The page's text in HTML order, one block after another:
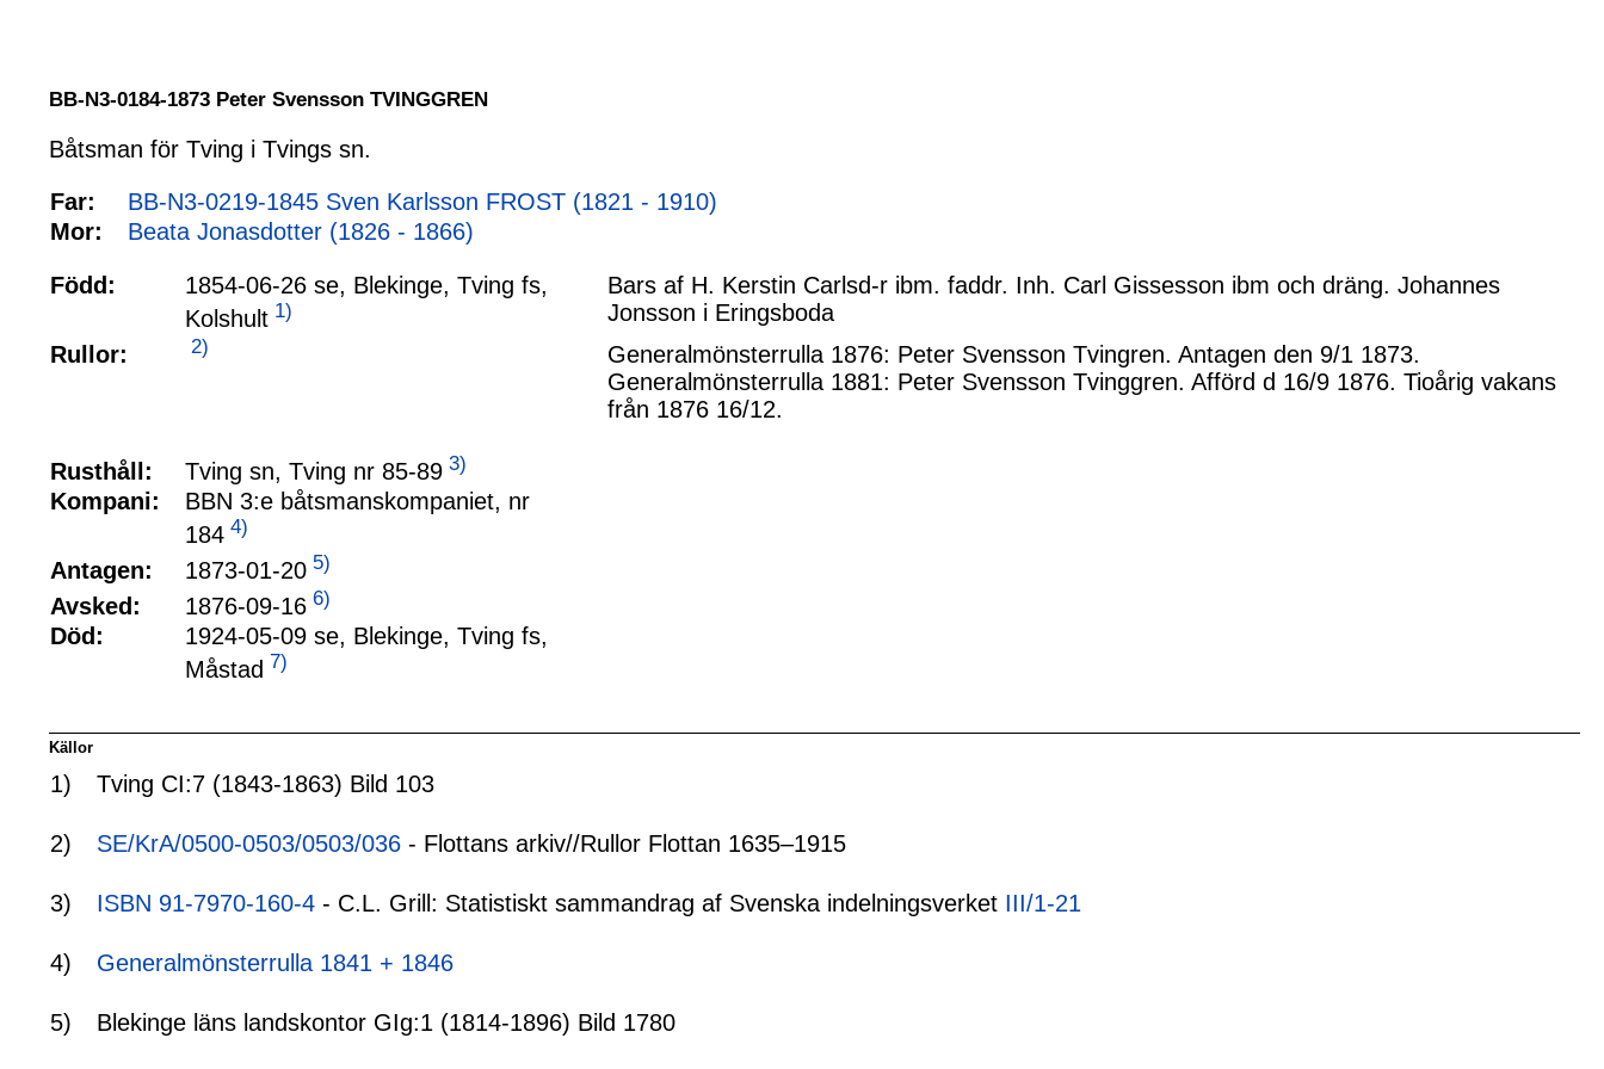
BB-N3-0184-1873 Peter Svensson TVINGGREN
Båtsman för Tving i Tvings sn.
Far:
BB-N3-0219-1845 Sven Karlsson FROST (1821 - 1910)
Mor:
Beata Jonasdotter (1826 - 1866)
Född:
1854-06-26 se, Blekinge, Tving fs,
Kolshult 1)
Bars af H. Kerstin Carlsd-r ibm. faddr. Inh. Carl Gissesson ibm och dräng. Johannes
Jonsson i Eringsboda
Rullor:
2)
Generalmönsterrulla 1876: Peter Svensson Tvingren. Antagen den 9/1 1873.
Generalmönsterrulla 1881: Peter Svensson Tvinggren. Afförd d 16/9 1876. Tioårig vakans
från 1876 16/12.
Rusthåll: Tving sn, Tving nr 85-89 3)
Kompani:
BBN 3:e båtsmanskompaniet, nr
184 4)
Antagen: 1873-01-20 5)
Avsked: 1876-09-16 6)
Död:
1924-05-09 se, Blekinge, Tving fs,
Måstad 7)
Källor
1) Tving CI:7 (1843-1863) Bild 103
2) SE/KrA/0500-0503/0503/036 - Flottans arkiv//Rullor Flottan 1635–1915
3) ISBN 91-7970-160-4 - C.L. Grill: Statistiskt sammandrag af Svenska indelningsverket III/1-21
4) Generalmönsterrulla 1841 + 1846
5) Blekinge läns landskontor GIg:1 (1814-1896) Bild 1780